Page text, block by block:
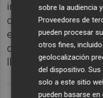
incluso los que has
que no avanza de
está en seguir
día sin pensar en lo
llegar”, finalizó.
sobre la audiencia
Proveedores de
pueden procesar
otros fines,
geolocalización
del dispositivo.
solo a este sitio
pueden basarse